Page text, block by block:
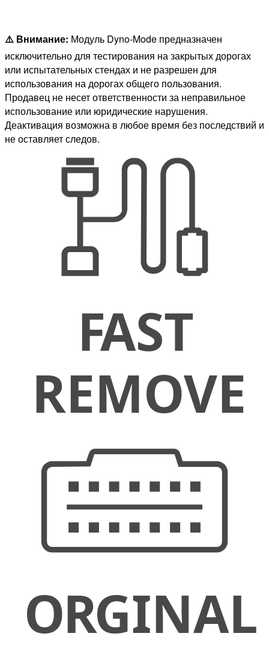
⚠️ Внимание: Модуль Dyno-Mode предназначен
исключительно для тестирования на закрытых дорогах
или испытательных стендах и не разрешен для
использования на дорогах общего пользования.
Продавец не несет ответственности за неправильное
использование или юридические нарушения.
Деактивация возможна в любое время без последствий и
не оставляет следов.